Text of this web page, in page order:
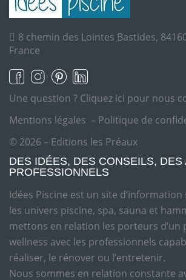
8 chemin des Lointes Bastides,
France
Une question ? Cliquez ici pour nous
Mentions légales – Politique de
© 2026 – Editions les Préaux
DES IDÉES, DES CONSEILS, DES
PROFESSIONNELS
Idées Piscine est un site d’information
les univers piscine, spa, sauna et
mettons en relation les porteurs d’un
wellness avec les professionnels
réaliser, le rénover ou l’entretenir.
Nous sommes en relation constante